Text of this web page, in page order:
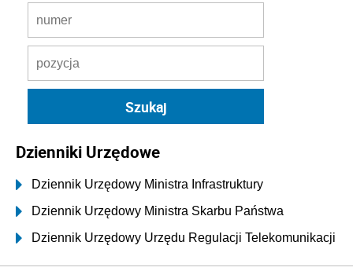
Dzienniki Urzędowe
Dziennik Urzędowy Ministra Infrastruktury
Dziennik Urzędowy Ministra Skarbu Państwa
Dziennik Urzędowy Urzędu Regulacji Telekomunikacji